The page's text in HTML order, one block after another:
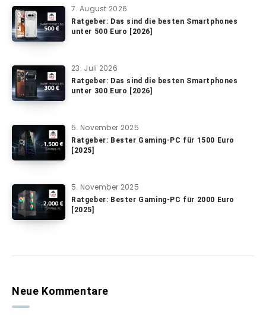
7. August 2026
Ratgeber: Das sind die besten Smartphones
unter 500 Euro [2026]
23. Juli 2026
Ratgeber: Das sind die besten Smartphones
unter 300 Euro [2026]
5. November 2025
Ratgeber: Bester Gaming-PC für 1500 Euro
[2025]
5. November 2025
Ratgeber: Bester Gaming-PC für 2000 Euro
[2025]
Neue Kommentare